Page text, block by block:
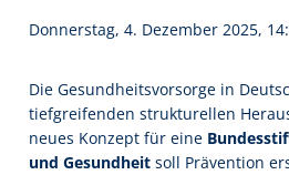
Donnerstag, 4. Dezember 2025,
Die Gesundheitsvorsorge in
tiefgreifenden strukturellen
neues Konzept für eine
und Gesundheit soll Prävention